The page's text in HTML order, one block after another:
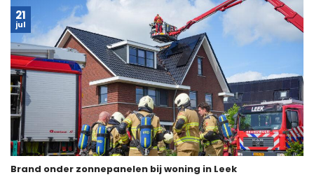
Brand onder zonnepanelen bij woning in Leek
21
jul